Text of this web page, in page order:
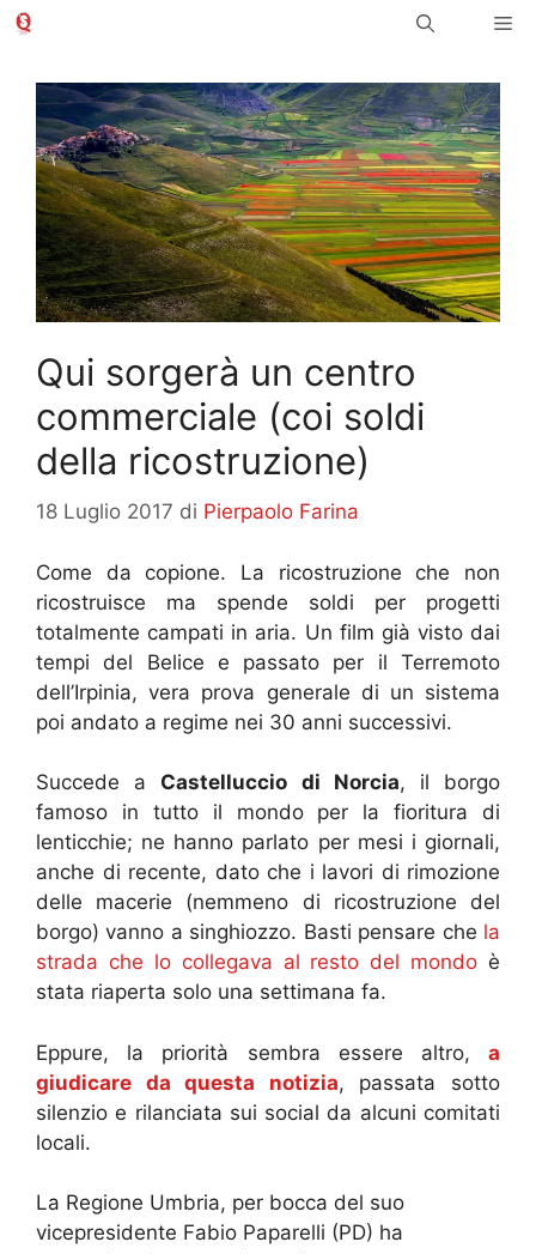
Vai
Qui sorgerà un centro
commerciale (coi soldi
della ricostruzione)
18 Luglio 2017 di Pierpaolo Farina
Come da copione. La ricostruzione che non
ricostruisce ma spende soldi per progetti
totalmente campati in aria. Un film già visto dai
tempi del Belice e passato per il Terremoto
dell’Irpinia, vera prova generale di un sistema
poi andato a regime nei 30 anni successivi.
Succede a Castelluccio di Norcia, il borgo
famoso in tutto il mondo per la fioritura di
lenticchie; ne hanno parlato per mesi i giornali,
anche di recente, dato che i lavori di rimozione
delle macerie (nemmeno di ricostruzione del
borgo) vanno a singhiozzo. Basti pensare che la
strada che lo collegava al resto del mondo è
stata riaperta solo una settimana fa.
Eppure, la priorità sembra essere altro, a
giudicare da questa notizia, passata sotto
silenzio e rilanciata sui social da alcuni comitati
locali.
La Regione Umbria, per bocca del suo
vicepresidente Fabio Paparelli (PD) ha